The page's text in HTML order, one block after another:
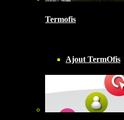
Termofis
Ajout TermOfis